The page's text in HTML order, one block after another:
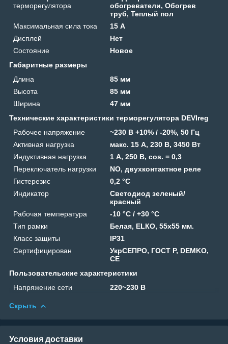
терморегулятора
обогреватели, Обогрев
труб, Теплый пол
Максимальная сила тока
15 А
Дисплей
Нет
Состояние
Новое
Габаритные размеры
Длина
85 мм
Высота
85 мм
Ширина
47 мм
Технические характеристики терморегулятора DEVIreg
Рабочее напряжение
~230 В +10% / -20%, 50 Гц
Активная нагрузка
макс. 15 А, 230 В, 3450 Вт
Индуктивная нагрузка
1 А, 250 В, cos. = 0,3
Переключатель нагрузки
NO, двухконтактное реле
Гистерезис
0,2 °С
Индикатор
Светодиод зеленый/
красный
Рабочая температура
-10 °С / +30 °C
Тип рамки
Белая, ELКO, 55x55 мм.
Класс защиты
IP31
Сертифицирован
УкрСЕПРО, ГОСТ Р, DEMKO,
CE
Пользовательские характеристики
Напряжение сети
220~230 В
Скрыть
Условия доставки